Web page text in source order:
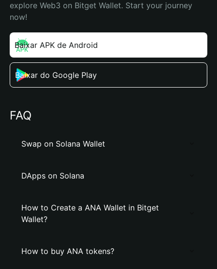
explore Web3 on Bitget Wallet. Start your journey
now!
Baixar APK de Android
Baixar do Google Play
FAQ
Swap on Solana Wallet
DApps on Solana
How to Create a ANA Wallet in Bitget
Wallet?
How to buy ANA tokens?